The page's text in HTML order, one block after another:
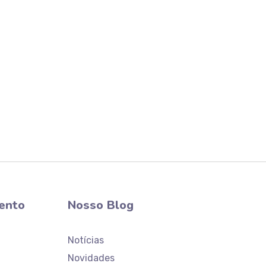
Nosso Blog
Notícias
Novidades